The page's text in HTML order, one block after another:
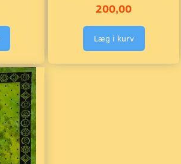
200,00
Læg i kurv